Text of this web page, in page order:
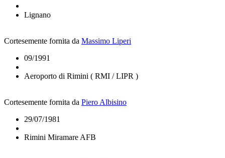
Lignano
Cortesemente fornita da Massimo Liperi
09/1991
Aeroporto di Rimini ( RMI / LIPR )
Cortesemente fornita da Piero Albisino
29/07/1981
Rimini Miramare AFB